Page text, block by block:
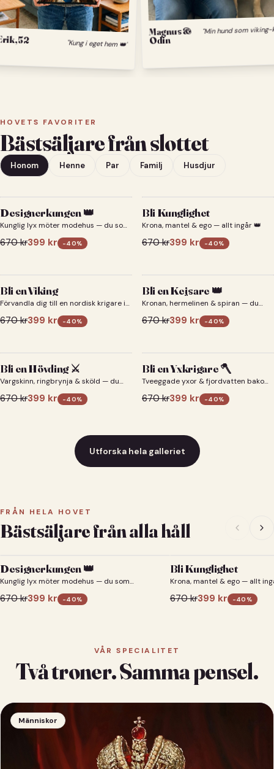
52 "Kung i eget hem 👑"
Magnus &
Odin
Min
HOVETS FAVORITER
Bästsäljare från slottet
Honom Henne Par Familj Husdjur
Designerkungen 👑
Kunglig lyx möter modehus — du som
670kr399 kr -40%
Bli Kunglighet
Krona, mantel & ego — allt ingår 👑
670kr399 kr -40%
Bli en Viking
Förvandla dig till en nordisk krigare i
ett episkt vikingaporträtt.
670kr399 kr -40%
Bli en Kejsare 👑
Kronan, hermelinen & spiran — du
670kr399 kr -40%
Bli en Hövding ⚔️
Vargskinn, ringbrynja & sköld — du
som nordisk krigsherre ⚔️
670kr399 kr -40%
Bli en Yxkrigare 🪓
Tveeggade yxor & fjordvatten bakom
670kr399 kr -40%
Utforska hela galleriet
FRÅN HELA HOVET
Bästsäljare från alla håll
Designerkungen 👑
Kunglig lyx möter modehus — du som
670kr399 kr -40%
Bli Kunglighet
Krona, mantel & ego — allt
670kr399 kr -40 %
VÅR SPECIALITET
Två troner. Samma pensel.
Människor